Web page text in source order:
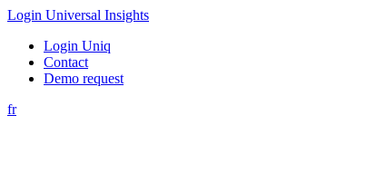
Login Universal Insights
Login Uniq
Contact
Demo request
fr